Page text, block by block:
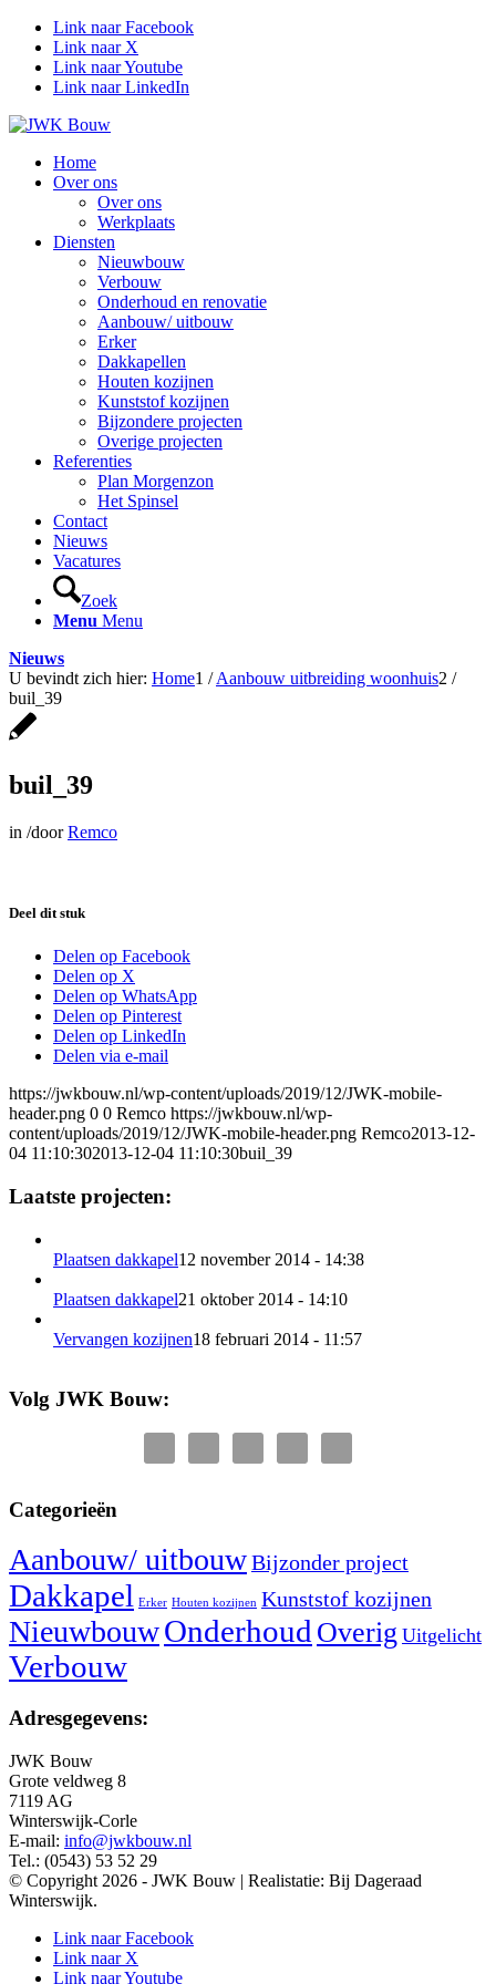
Link naar Facebook
Link naar X
Link naar Youtube
Link naar LinkedIn
Home
Over ons
Over ons
Werkplaats
Diensten
Nieuwbouw
Verbouw
Onderhoud en renovatie
Aanbouw/ uitbouw
Erker
Dakkapellen
Houten kozijnen
Kunststof kozijnen
Bijzondere projecten
Overige projecten
Referenties
Plan Morgenzon
Het Spinsel
Contact
Nieuws
Vacatures
Zoek
Menu Menu
Nieuws
U bevindt zich hier: Home1 / Aanbouw uitbreiding woonhuis2 /
buil_39
buil_39
in /doorRemco
Deel dit stuk
Delen op Facebook
Delen op X
Delen op WhatsApp
Delen op Pinterest
Delen op LinkedIn
Delen via e-mail
https://jwkbouw.nl/wp-content/uploads/2019/12/JWK-mobile-
header.png 0 0 Remco https://jwkbouw.nl/wp-
content/uploads/2019/12/JWK-mobile-header.png Remco2013-12-
04 11:10:302013-12-04 11:10:30buil_39
Laatste projecten:
Plaatsen dakkapel12 november 2014 - 14:38
Plaatsen dakkapel21 oktober 2014 - 14:10
Vervangen kozijnen18 februari 2014 - 11:57
Volg JWK Bouw:
Categorieën
Aanbouw/ uitbouwBijzonder project
Dakkapel Erker Houten kozijnen Kunststof kozijnen
NieuwbouwOnderhoud Overig Uitgelicht
Verbouw
Adresgegevens:
JWK Bouw
Grote veldweg 8
7119 AG
Winterswijk-Corle
E-mail: info@jwkbouw.nl
Tel.: (0543) 53 52 29
© Copyright 2026 - JWK Bouw | Realistatie: Bij Dageraad
Winterswijk.
Link naar Facebook
Link naar X
Link naar Youtube